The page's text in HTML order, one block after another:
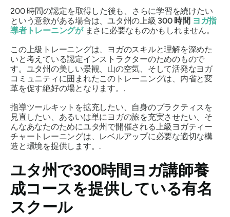
200 時間の認定を取得した後も、さらに学習を続けたい
という意欲がある場合は、ユタ州の上級 300 時間 ヨガ指
導者トレーニングがまさに必要なものかもしれません。
この上級トレーニングは、ヨガのスキルと理解を深めた
いと考えている認定インストラクターのためのもので
す。ユタ州の美しい景観、山の空気、そして活発なヨガ
コミュニティに囲まれたこのトレーニングは、内省と変
革を促す絶好の場となります。.
指導ツールキットを拡充したい、自身のプラクティスを
見直したい、あるいは単にヨガの旅を充実させたい、そ
んなあなたのためにユタ州で開催される上級ヨガティー
チャートレーニングは、レベルアップに必要な適切な構
造と環境を提供します。.
ユタ州で300時間ヨガ講師養
成コースを提供している有名
スクール